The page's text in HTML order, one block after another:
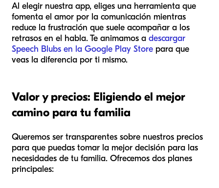
Al elegir nuestra app, eliges una herramienta que
fomenta el amor por la comunicación mientras
reduce la frustración que suele acompañar a los
retrasos en el habla. Te animamos a descargar
Speech Blubs en la Google Play Store para que
veas la diferencia por ti mismo.
Valor y precios: Eligiendo el mejor
camino para tu familia
Queremos ser transparentes sobre nuestros precios
para que puedas tomar la mejor decisión para las
necesidades de tu familia. Ofrecemos dos planes
principales: